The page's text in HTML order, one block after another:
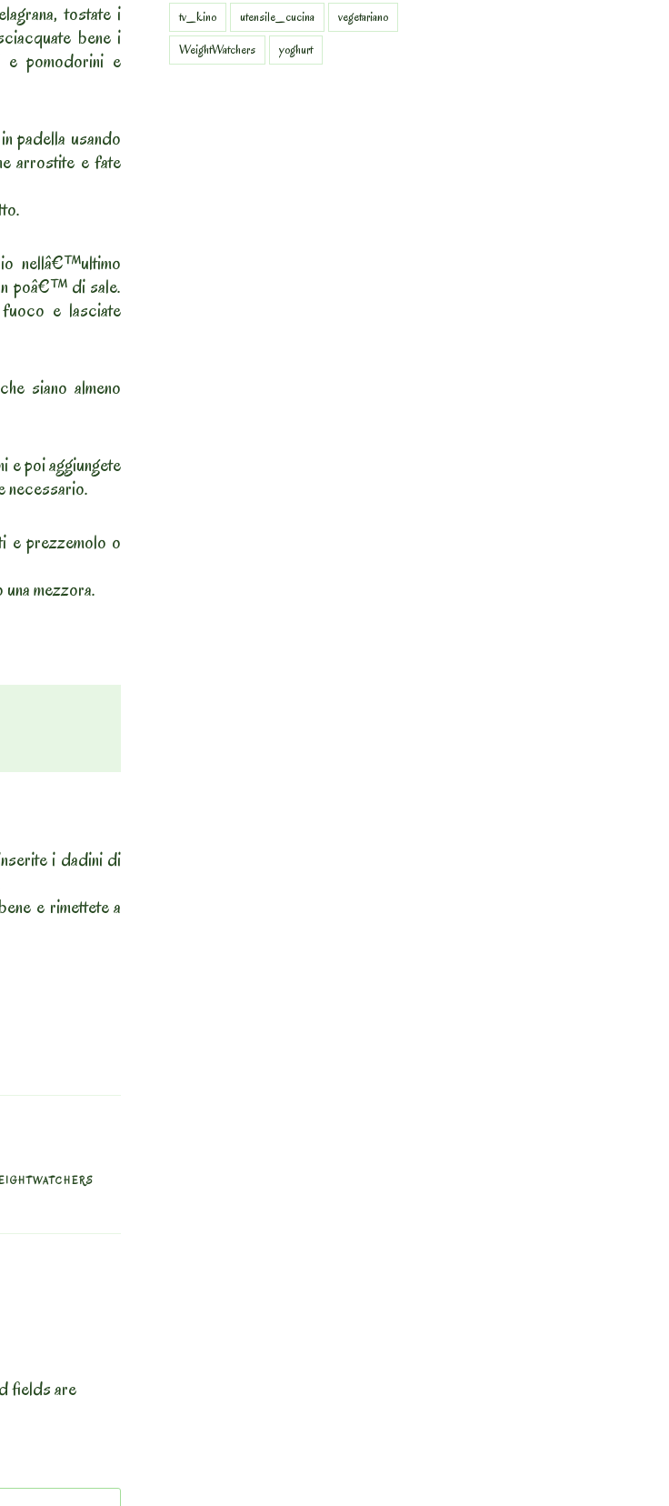
tostate i
bene i
e pomodorini e
padella usando
arrostite e fate
nellâ€™ultimo
poâ€™ di sale.
e lasciate
siano almeno
e poi aggiungete
necessario.
e prezzemolo o
mezzora.
i dadini di
e rimettete a
fields are
tv_kino
utensile_cucina
vegetariano
WeightWatchers
yoghurt